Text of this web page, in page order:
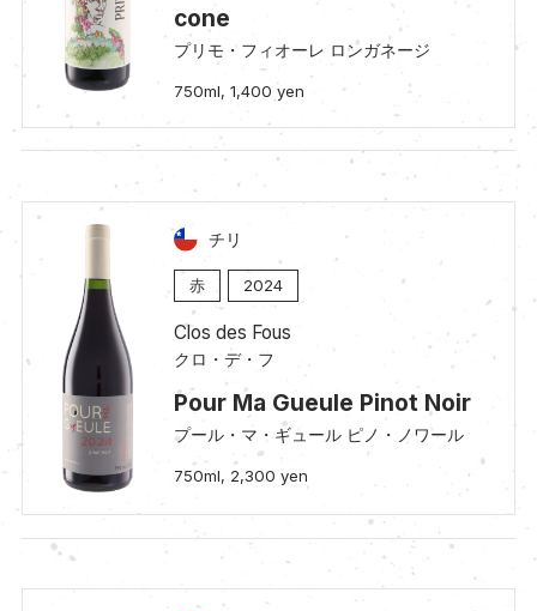
cone
プリモ・フィオーレ ロンガネージ
750ml, 1,400 yen
チリ
赤 2024
Clos des Fous
クロ・デ・フ
Pour Ma Gueule Pinot Noir
プール・マ・ギュール ピノ・ノワール
750ml, 2,300 yen